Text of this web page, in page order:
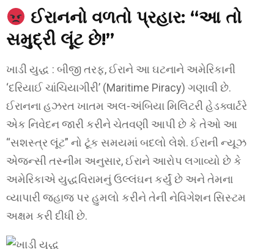
ઈરાનનો વળતો પ્રહાર: “આ તો
સમુદ્રી લૂંટ છે!”
ખાડી યુદ્ધ : બીજી તરફ, ઈરાને આ ઘટનાને અમેરિકાની
‘દરિયાઈ ચાંચિયાગીરી’ (Maritime Piracy) ગણાવી છે.
ઈરાનના હઝરત ખાતમ અલ-અંબિયા મિલિટરી હેડક્વાર્ટરે
એક નિવેદન જારી કરીને ચેતવણી આપી છે કે તેઓ આ
“સશસ્ત્ર લૂંટ” નો ટૂંક સમયમાં બદલો લેશે. ઈરાની ન્યૂઝ
એજન્સી તસ્નીમ અનુસાર, ઈરાને આરોપ લગાવ્યો છે કે
અમેરિકાએ યુદ્ધવિરામનું ઉલ્લંઘન કર્યું છે અને તેમના
વ્યાપારી જહાજ પર હુમલો કરીને તેની નેવિગેશન સિસ્ટમ
અક્ષમ કરી દીધી છે.